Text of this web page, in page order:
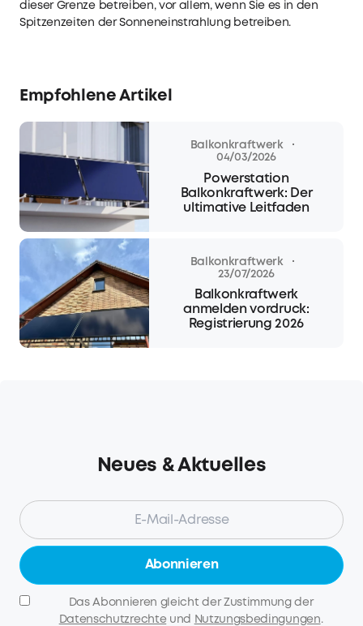
dieser Grenze betreiben, vor allem, wenn Sie es in den
Spitzenzeiten der Sonneneinstrahlung betreiben.
Empfohlene Artikel
Balkonkraftwerk ·
04/03/2026
Powerstation
Balkonkraftwerk: Der
ultimative Leitfaden
Balkonkraftwerk ·
23/07/2026
Balkonkraftwerk
anmelden vordruck:
Registrierung 2026
Neues & Aktuelles
Abonnieren
Das Abonnieren gleicht der Zustimmung der
Datenschutzrechte und Nutzungsbedingungen.